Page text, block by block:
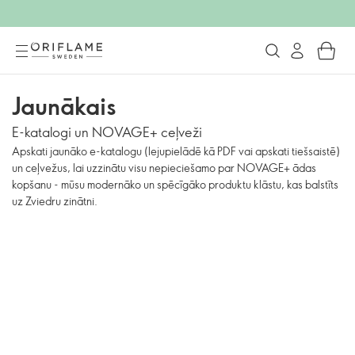
Jaunākais
E-katalogi un NOVAGE+ ceļveži
Apskati jaunāko e-katalogu (lejupielādē kā PDF vai apskati tiešsaistē)
un ceļvežus, lai uzzinātu visu nepieciešamo par NOVAGE+ ādas
kopšanu - mūsu modernāko un spēcīgāko produktu klāstu, kas balstīts
uz Zviedru zinātni.